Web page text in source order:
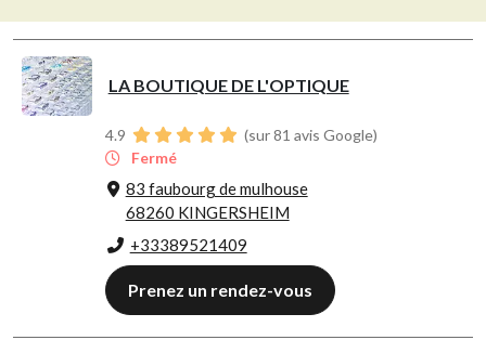
LA BOUTIQUE DE L'OPTIQUE
4.9
(sur 81 avis Google)
Fermé
83 faubourg de mulhouse
68260 KINGERSHEIM
+33389521409
Prenez un rendez-vous